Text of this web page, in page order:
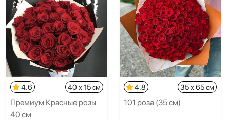
4.6 40 x 15 см
Премиум Красные розы
40 см
4.8 35 x 65 см
101 роза (35 см)